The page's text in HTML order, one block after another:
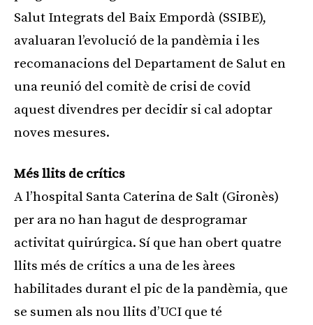
Salut Integrats del Baix Empordà (SSIBE),
avaluaran l’evolució de la pandèmia i les
recomanacions del Departament de Salut en
una reunió del comitè de crisi de covid
aquest divendres per decidir si cal adoptar
noves mesures.
Més llits de crítics
A l’hospital Santa Caterina de Salt (Gironès)
per ara no han hagut de desprogramar
activitat quirúrgica. Sí que han obert quatre
llits més de crítics a una de les àrees
habilitades durant el pic de la pandèmia, que
se sumen als nou llits d’UCI que té